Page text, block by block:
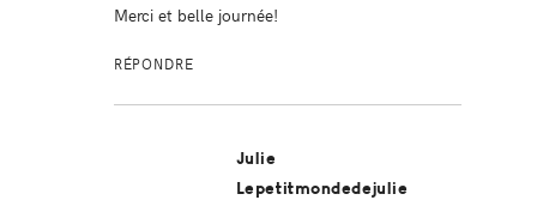
Merci et belle journée!
RÉPONDRE
Julie
Lepetitmondedejulie